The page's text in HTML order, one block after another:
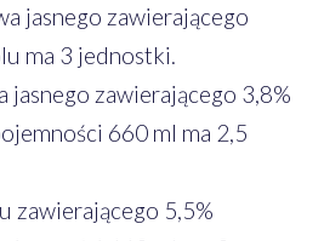
jasnego zawierającego
ma 3 jednostki.
jasnego zawierającego 3,8%
660 ml ma 2,5
zawierającego 5,5%